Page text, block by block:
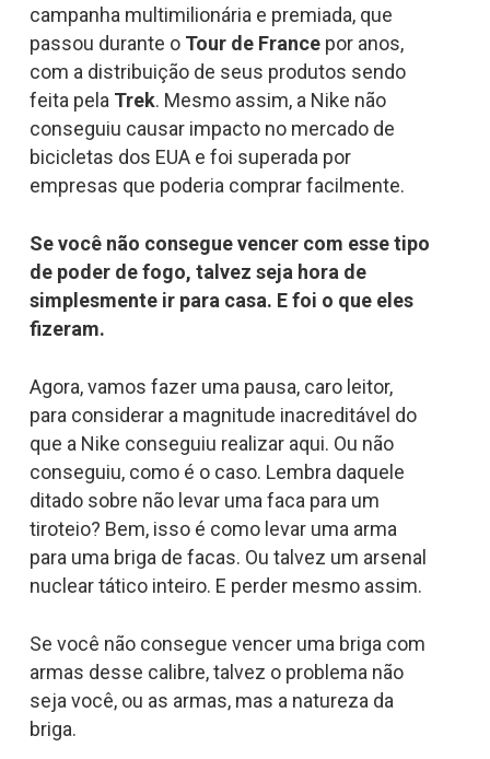
campanha multimilionária e premiada, que
passou durante o Tour de Francepor anos,
com a distribuição de seus produtos sendo
feita pela Trek. Mesmo assim, a Nike não
conseguiu causar impacto no mercado de
bicicletas dos EUA e foi superada por
empresas que poderia comprar facilmente.
Se você não consegue vencer com esse tipo
de poder de fogo, talvez seja hora de
simplesmente ir para casa. E foi o que eles
fizeram.
Agora, vamos fazer uma pausa, caro leitor,
para considerar a magnitude inacreditável do
que a Nike conseguiu realizar aqui. Ou não
conseguiu, como é o caso. Lembra daquele
ditado sobre não levar uma faca para um
tiroteio? Bem, isso é como levar uma arma
para uma briga de facas. Ou talvez um arsenal
nuclear tático inteiro. E perder mesmo assim.
Se você não consegue vencer uma briga com
armas desse calibre, talvez o problema não
seja você, ou as armas, mas a natureza da
briga.